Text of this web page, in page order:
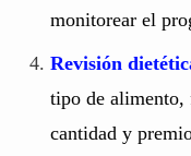
monitorear el
Revisión
tipo de alimento,
cantidad y